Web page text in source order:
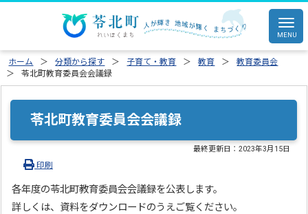
ホーム 分類から探す 子育て・教育 教育
教育委員会
苓北町教育委員会会議録
苓北町教育委員会会議録
最終更新日：2023年3月15日
印刷
各年度の苓北町教育委員会会議録を公表します。
詳しくは、資料をダウンロードのうえご覧ください。